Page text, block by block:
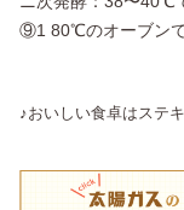
⑨1 80℃のオーブンで
♪おいしい食卓はステ